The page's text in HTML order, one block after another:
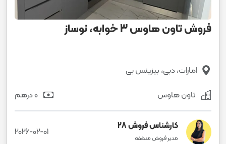
فروش تاون هاوس 3 خوابه، نوساز
امارات، دبی، بیزینس بی
تاون هاوس
کارشناس فروش 28
مدیر فروش منطقه
2026-02-01